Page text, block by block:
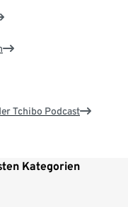
Tchibo Podcast
Kategorien